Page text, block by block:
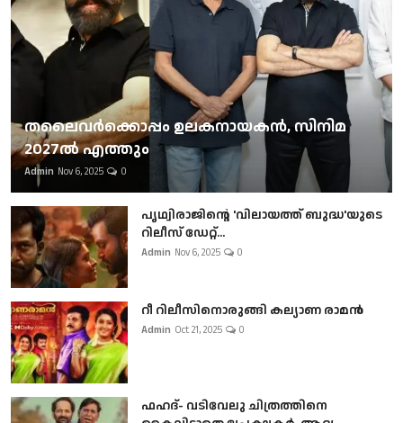
തലൈവര്‍ക്കൊപ്പം ഉലകനായകന്‍, സിനിമ
2027ല്‍ എത്തും
Admin Nov 6, 2025 0
പൃഥ്വിരാജിന്റെ 'വിലായത്ത് ബുദ്ധ'യുടെ
റിലീസ് ഡേറ്റ്...
Admin Nov 6, 2025 0
റീ റിലീസിനൊരുങ്ങി കല്യാണ രാമൻ
Admin Oct 21, 2025 0
ഫഹദ്- വടിവേലു ചിത്രത്തിനെ